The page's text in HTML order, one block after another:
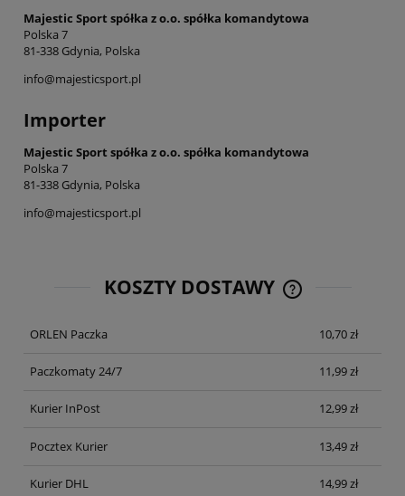
Majestic Sport spółka z o.o. spółka komandytowa
Polska 7
81-338 Gdynia, Polska
info@majesticsport.pl
Importer
Majestic Sport spółka z o.o. spółka komandytowa
Polska 7
81-338 Gdynia, Polska
info@majesticsport.pl
KOSZTY DOSTAWY
CENA NIE
ORLEN Paczka
10,70 zł
Paczkomaty 24/7 11,99 zł
Kurier InPost 12,99 zł
Pocztex Kurier 13,49 zł
Kurier DHL 14,99 zł